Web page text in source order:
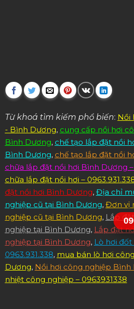
Từ khoá tìm kiếm phổ biến: Nồi
- Bình Dương, cung cấp nồi hơi
Bình Dương, chế tạo lắp đặt nồi
Bình Dương, chế tạo lắp đặt nồi
chữa lắp đặt nồi hơi Bình Dương –
chữa lắp đặt nồi hơi –
đặt nồi hơi Bình Dương, Địa chỉ
nghiệp cũ tại Bình Dương, Đơn vị
nghiệp cũ tại Bình Dương, Lắp
nghiệp tại Bình Dương, Lắp đặt
nghiệp tại Bình Dương, Lò hơi
0963.931.338, mua bán lò hơi
Dương, Nồi hơi công nghiệp Bình
nhiệt công nghiệp – 0963931338